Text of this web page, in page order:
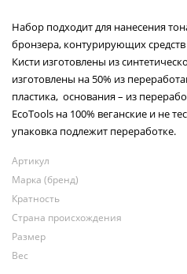
Набор подходит для нанесения
бронзера, контурирующих
Кисти изготовлены из
изготовлены на 50% из
пластика, основания – из
EcoTools на 100% веганские и не
упаковка подлежит переработке.
Артикул
Марка (бренд)
Кратность
Страна происхождения
Размер
Вес